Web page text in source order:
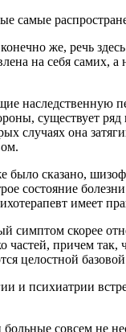
самые
же, речь
на себя самих,
наследственную
существует
случаях она
сказано,
состояние
имеет
скорее
причем
целостной
и психиатрии
совсем не